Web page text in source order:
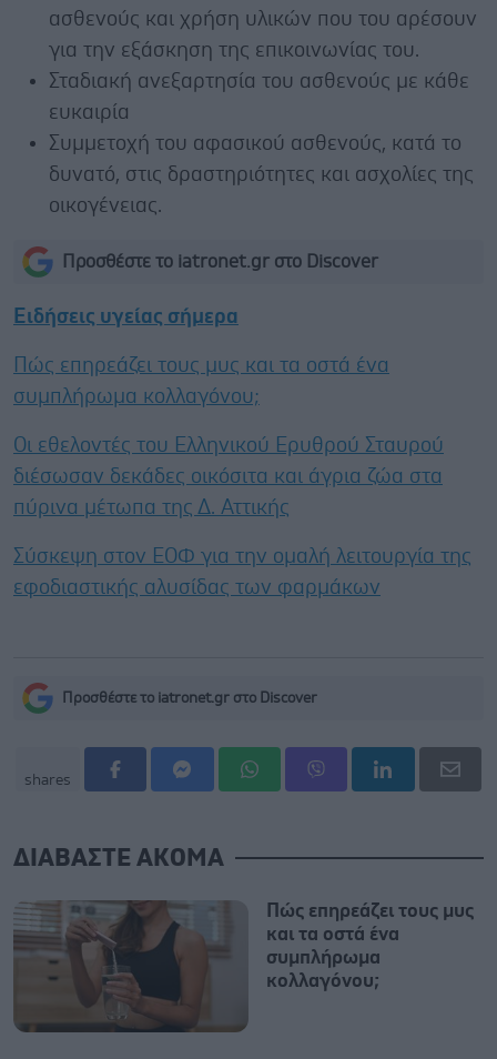
ασθενούς και χρήση υλικών που του αρέσουν
για την εξάσκηση της επικοινωνίας του.
Σταδιακή ανεξαρτησία του ασθενούς με κάθε
ευκαιρία
Συμμετοχή του αφασικού ασθενούς, κατά το
δυνατό, στις δραστηριότητες και ασχολίες της
οικογένειας.
Προσθέστε το iatronet.gr στο Discover
Ειδήσεις υγείας σήμερα
Πώς επηρεάζει τους μυς και τα οστά ένα
συμπλήρωμα κολλαγόνου;
Οι εθελοντές του Ελληνικού Ερυθρού Σταυρού
διέσωσαν δεκάδες οικόσιτα και άγρια ζώα στα
πύρινα μέτωπα της Δ. Αττικής
Σύσκεψη στον ΕΟΦ για την ομαλή λειτουργία της
εφοδιαστικής αλυσίδας των φαρμάκων
Προσθέστε το iatronet.gr στο Discover
shares
ΔΙΑΒΑΣΤΕ ΑΚΟΜΑ
Πώς επηρεάζει τους μυς
και τα οστά ένα
συμπλήρωμα
κολλαγόνου;